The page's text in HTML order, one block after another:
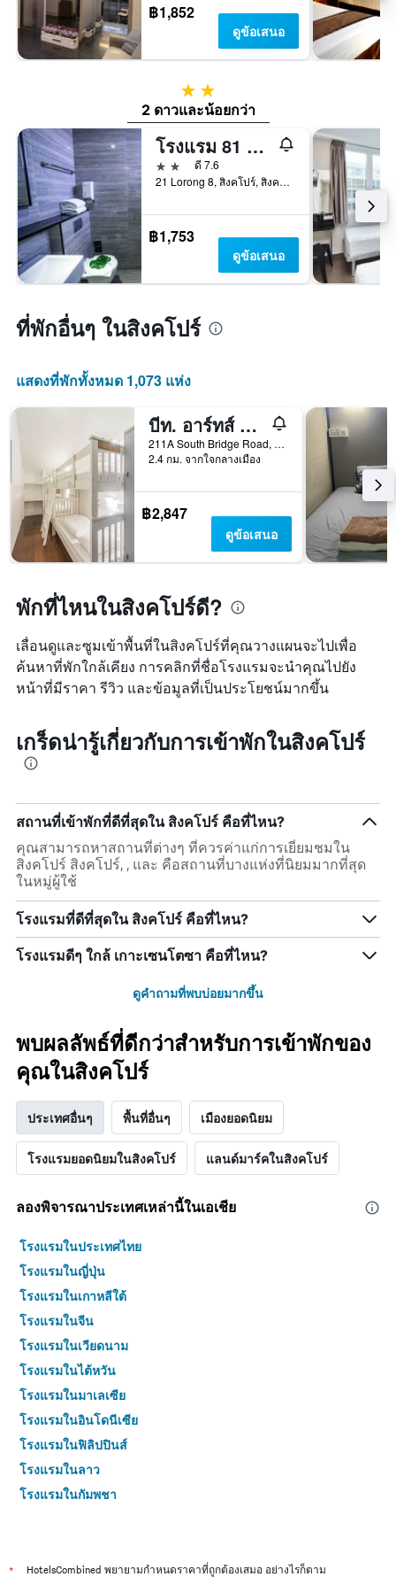
฿1,852
ดูข้อเสนอ
2 ดาว
2 ดาวและน้อยกว่า
โรงแรม 81 ออร์คิด
2 ดาว
ดี 7.6
21 Lorong 8, สิงคโปร์, สิงคโปร์
฿1,753
ดูข้อเสนอ
ที่พักอื่นๆ ในสิงคโปร์
แสดงที่พักทั้งหมด 1,073 แห่ง
บีท. อาร์ทส์ โฮสเทล ไชน่าทาวน์
211A South Bridge Road, สิงคโปร์, สิงคโปร์
2.4 กม. จากใจกลางเมือง
฿2,847
ดูข้อเสนอ
พักที่ไหนในสิงคโปร์ดี?
เลื่อนดูและซูมเข้าพื้นที่ในสิงคโปร์ที่คุณวางแผนจะไปเพื่อ
ค้นหาที่พักใกล้เคียง การคลิกที่ชื่อโรงแรมจะนำคุณไปยัง
หน้าที่มีราคา รีวิว และข้อมูลที่เป็นประโยชน์มากขึ้น
เกร็ดน่ารู้เกี่ยวกับการเข้าพักในสิงคโปร์
สถานที่เข้าพักที่ดีที่สุดใน สิงคโปร์ คือที่ไหน?
คุณสามารถหาสถานที่ต่างๆ ที่ควรค่าแก่การเยี่ยมชมใน
สิงคโปร์ สิงคโปร์, , และ คือสถานที่บางแห่งที่นิยมมากที่สุด
ในหมู่ผู้ใช้
โรงแรมที่ดีที่สุดใน สิงคโปร์ คือที่ไหน?
โรงแรมดีๆ ใกล้ เกาะเซนโตซา คือที่ไหน?
ดูคำถามที่พบบ่อยมากขึ้น
พบผลลัพธ์ที่ดีกว่าสำหรับการเข้าพักของ
คุณในสิงคโปร์
ประเทศอื่นๆ พื้นที่อื่นๆ เมืองยอดนิยม
โรงแรมยอดนิยมในสิงคโปร์ แลนด์มาร์คในสิงคโปร์
ลองพิจารณาประเทศเหล่านี้ในเอเชีย
โรงแรมในประเทศไทย
โรงแรมในญี่ปุ่น
โรงแรมในเกาหลีใต้
โรงแรมในจีน
โรงแรมในเวียดนาม
โรงแรมในไต้หวัน
โรงแรมในมาเลเซีย
โรงแรมในอินโดนีเซีย
โรงแรมในฟิลิปปินส์
โรงแรมในลาว
โรงแรมในกัมพูชา
โรงแรมในศรีลังกา
* HotelsCombined พยายามกำหนดราคาที่ถูกต้องเสมอ อย่างไรก็ตาม